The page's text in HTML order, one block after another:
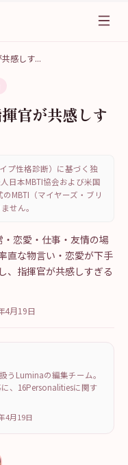
共感しす...
官が共感しす
プ性格診断）に基づく独
日本MBTI協会および米国
MBTI（マイヤーズ・ブリ
せん。
恋愛・仕事・友情の場
直な物言い・恋愛が下手
、指揮官が共感しすぎる
4月19日
うLuminaの編集チーム。
、16Personalitiesに関す
4月19日